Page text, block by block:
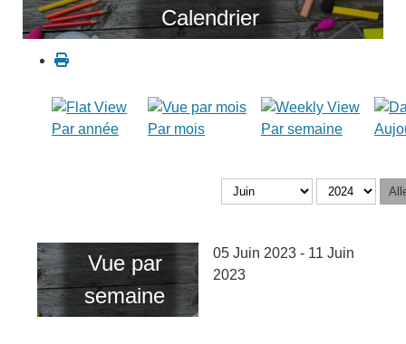
Calendrier
Par année Par mois Par semaine
Vue par
semaine
05 Juin 2023 - 11 Juin
2023